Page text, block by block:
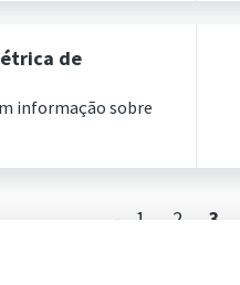
de
informação sobre
1 2 3